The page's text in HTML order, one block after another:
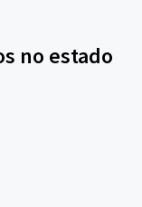
no estado